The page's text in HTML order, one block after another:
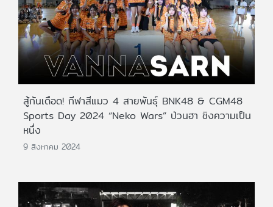
สู้กันเดือด! กีฬาสีแมว 4 สายพันธุ์ BNK48 & CGM48
Sports Day 2024 “Neko Wars” ป่วนฮา ชิงความเป็น
หนึ่ง
9 สิงหาคม 2024